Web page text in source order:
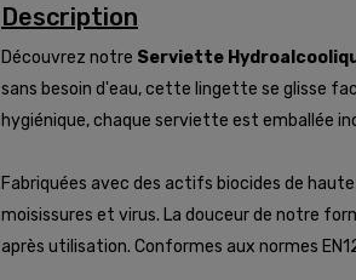
Description
Découvrez notre Serviette
sans besoin d'eau, cette lingette se glisse
hygiénique, chaque serviette est emballée
Fabriquées avec des actifs biocides de
moisissures et virus. La douceur de notre
après utilisation. Conformes aux normes